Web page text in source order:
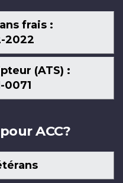
frais :
2022
(ATS) :
0071
ACC?